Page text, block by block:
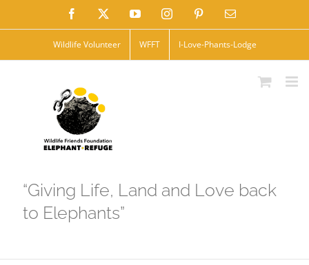
to
Facebook YouTubeInstagramPinterestEmail
Wildlife Volunteer WFFT I-Love-Phants-Lodge
“Giving Life, Land and Love back
to Elephants”